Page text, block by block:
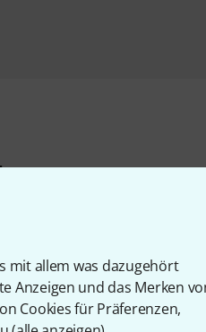
mit allem was dazugehört
Anzeigen und das Merken
Cookies für Präferenzen,